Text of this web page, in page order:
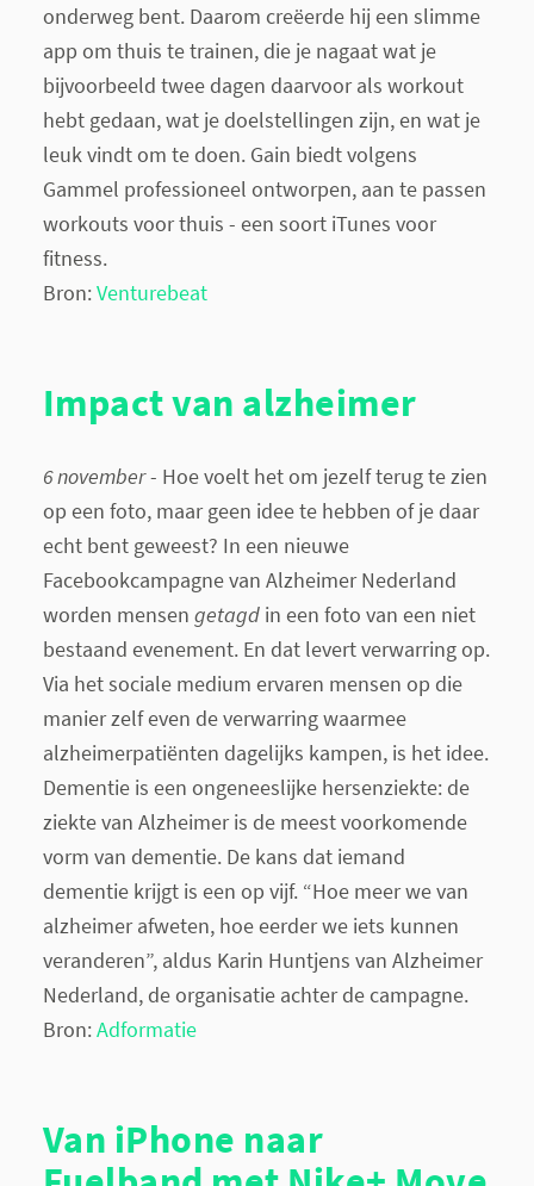
onderweg bent. Daarom creëerde hij een slimme
app om thuis te trainen, die je nagaat wat je
bijvoorbeeld twee dagen daarvoor als workout
hebt gedaan, wat je doelstellingen zijn, en wat je
leuk vindt om te doen. Gain biedt volgens
Gammel professioneel ontworpen, aan te passen
workouts voor thuis - een soort iTunes voor
fitness.
Bron:Venturebeat
Impact van alzheimer
6 november- Hoe voelt het om jezelf terug te zien
op een foto, maar geen idee te hebben of je daar
echt bent geweest? In een nieuwe
Facebookcampagne van Alzheimer Nederland
worden mensen getagdin een foto van een niet
bestaand evenement. En dat levert verwarring op.
Via het sociale medium ervaren mensen op die
manier zelf even de verwarring waarmee
alzheimerpatiënten dagelijks kampen, is het idee.
Dementie is een ongeneeslijke hersenziekte: de
ziekte van Alzheimer is de meest voorkomende
vorm van dementie. De kans dat iemand
dementie krijgt is een op vijf. “Hoe meer we van
alzheimer afweten, hoe eerder we iets kunnen
veranderen”, aldus Karin Huntjens van Alzheimer
Nederland, de organisatie achter de campagne.
Bron:Adformatie
Van iPhone naar